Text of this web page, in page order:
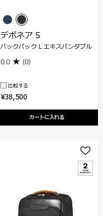
¥38,500
カートに入れる
デボネア 5
バックパック L エキスパンダブル
0.0 (0)
比較する